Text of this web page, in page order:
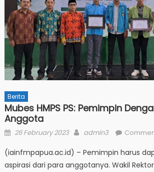
Berita
Mubes HMPS PS: Pemimpin
Anggota
Posted
26 February 2023 Author
admin3
(iainfmpapua.ac.id) – Pemimpin harus
aspirasi dari para anggotanya. Wakil